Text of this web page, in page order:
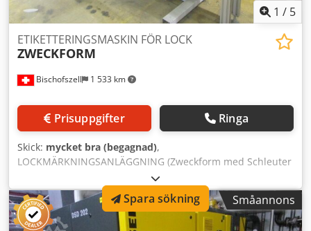
1 / 5
Bischofszell 1 533 km
ETIKETTERINGSMASKIN FÖR LOCK
ZWECKFORM
Prisuppgifter Ringa
Skick: mycket bra (begagnad),
LOCKMÄRKNINGSANLÄGGNING (Zweckform med Schleuter
etikettdispenser) År: ca. 1990 Kapacitet: 100 bägare/lock
per minut Utrustning / ytterligare information: Består av:
Dodpfx Acsn D E Hpofskr - Avstaplare - Märkningsenhet -
Påstaplare
Småannons
Spara sökning